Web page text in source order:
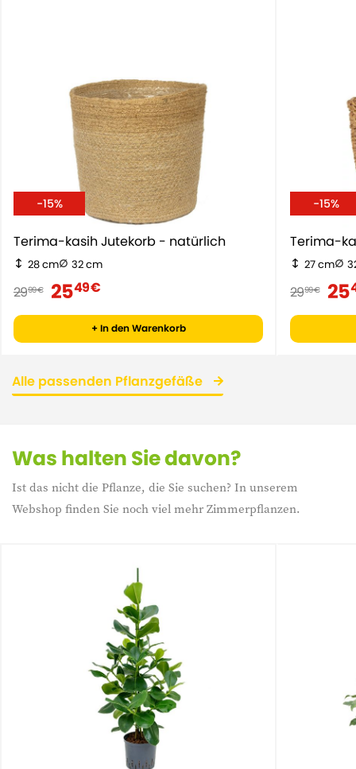
-15%
Terima-kasih Jutekorb - natürlich
28 cm 32 cm
2999 € 2549 €
+ In den Warenkorb
-15%
Terima-
27 cm
2999 € 25
Alle passenden Pflanzgefäße
Was halten Sie davon?
Ist das nicht die Pflanze, die Sie suchen? In unserem
Webshop finden Sie noch viel mehr Zimmerpflanzen.